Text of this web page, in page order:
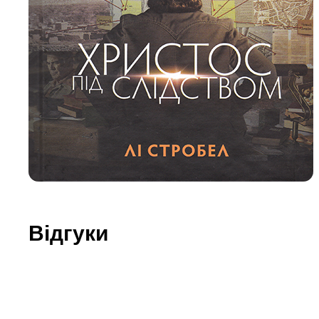
Юдаїзм
Огляд
Відгуки